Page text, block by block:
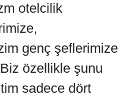
otelcilik
genç şeflerimize
özellikle şunu
sadece dört